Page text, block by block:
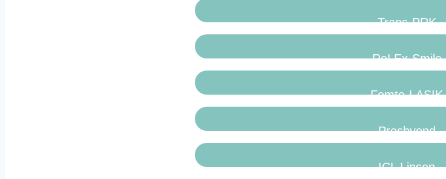
Trans-PRK
ReLEx-Smile
Femto-LASIK
Presbyond
ICL Linsen